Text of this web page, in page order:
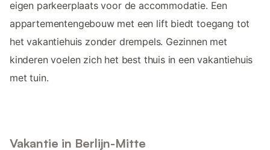
eigen parkeerplaats voor de accommodatie. Een
appartementengebouw met een lift biedt toegang tot
het vakantiehuis zonder drempels. Gezinnen met
kinderen voelen zich het best thuis in een vakantiehuis
met tuin.
Vakantie in Berlijn-Mitte